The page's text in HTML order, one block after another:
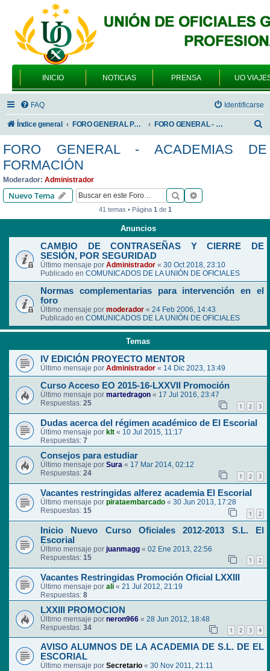
INICIO NOTICIAS PRENSA UO
FAQ Identificarse
Índice general FORO GENERAL PARA TODOS LOS USUARIOS FORO GENERAL - ACADEMIAS DE FORMACIÓN
s
FORO GENERAL - ACADEMIAS DE
FORMACIÓN
Moderador: Administrador
Nuevo Tema Buscar
41 temas • Página 1de 1
Anuncios
CAMBIO DE CONTRASEÑAS Y CIERRE DE
SESIÓN, POR SEGURIDAD
Último mensaje por Administrador « 30 Oct 2018, 23:10
Publicado en COMUNICADOS DE LA UNIÓN DE OFICIALES
Normas complementarias para intervención en el
foro
Último mensaje por moderador « 24 Feb 2006, 14:43
Publicado en COMUNICADOS DE LA UNIÓN DE OFICIALES
Temas
IV EDICIÓN PROYECTO MENTOR
Último mensaje por Administrador « 14 Dic 2023, 13:49
Curso Acceso EO 2015-16-LXXVII Promoción
Último mensaje por martedragon « 17 Jul 2016, 23:47
Respuestas: 25 1 2 3
Dudas acerca del régimen académico de El Escorial
Último mensaje por klt « 10 Jul 2015, 11:17
Respuestas: 7
Consejos para estudiar
Último mensaje por Sura « 17 Mar 2014, 02:12
Respuestas: 24 1 2 3
Vacantes restringidas alferez academia El Escorial
Último mensaje por pirataembarcado « 30 Jun 2013, 17:28
Respuestas: 15 1 2
Inicio Nuevo Curso Oficiales 2012-2013 S.L. El
Escorial
Último mensaje por juanmagg « 02 Ene 2013, 22:56
Respuestas: 15 1 2
Vacantes Restringidas Promoción Oficial LXXIII
Último mensaje por ali « 21 Jul 2012, 21:19
Respuestas: 8
LXXIII PROMOCION
Último mensaje por neron966 « 28 Jun 2012, 18:48
Respuestas: 34 1 2 3 4
AVISO ALUMNOS DE LA ACADEMIA DE S.L. DE EL
ESCORIAL
Último mensaje por Secretario « 30 Nov 2011, 21:11